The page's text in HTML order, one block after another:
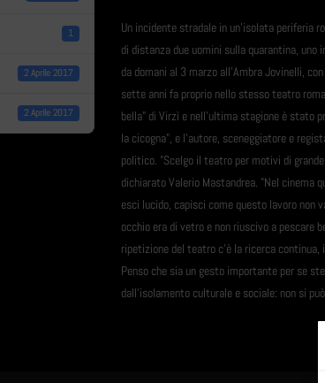
1
2 Aprile 2017
2 Aprile 2017
Un incidente stradale in un'isolata periferia
di distanza due uomini sulla quarantina,
da domani al 3 marzo all'Ambra Jovinelli,
sette anni fa proprio nello stesso teatro
bella" di Virzì e nell'ultima stagione è stato
la cicogna", e l'autore, sceneggiatore e
politico. "Scelgo il teatro per motivi di
dichiarato Valerio Mastandrea. "Nel cinema
esci lucido, capisci come questo lavoro
occhio era di vetro e non riuscivo a pescare
ripetizione del teatro c'è la ricerca continua,
Penso che sia un gesto importante per se
dall'isolamento culturale e sociale: non si